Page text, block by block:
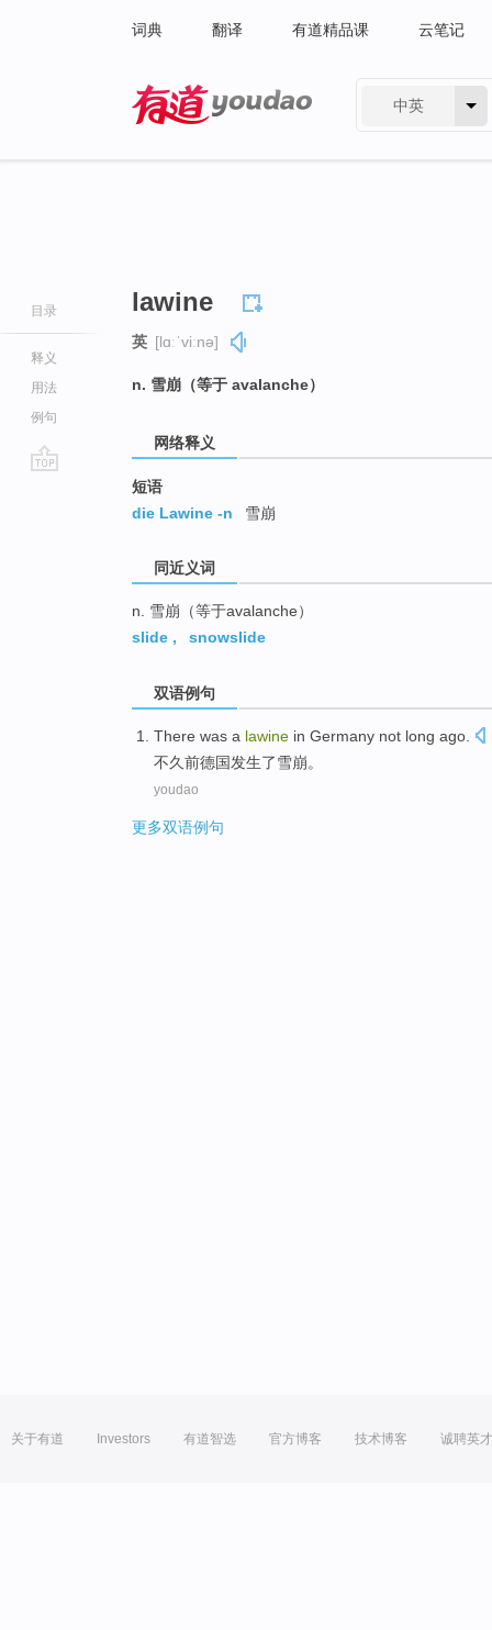
词典 翻译 有道精品课 云笔记
中英
目录
释义
用法
例句
lawine
英 [lɑːˈviːnə]
n. 雪崩（等于 avalanche）
网络释义
短语
die Lawine -n
雪崩
同近义词
n. 雪崩（等于avalanche）
slide , snowslide
双语例句
There was a lawine in Germany not long ago.
不久前德国发生了雪崩。
youdao
更多双语例句
关于有道 Investors 有道智选 官方博客 技术博客 诚聘英才